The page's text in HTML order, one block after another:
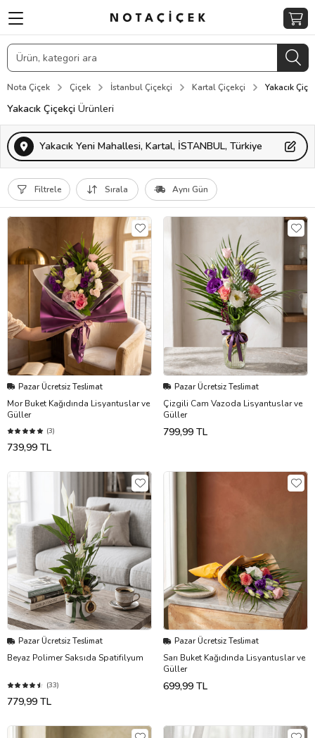
Nota Çiçek Çiçek İstanbul Çiçekçi Kartal Çiçekçi Yakacık
Yakacık Çiçekçi Ürünleri
Yakacık Yeni Mahallesi, Kartal, İSTANBUL, Türkiye
Filtrele Sırala Aynı Gün
Pazar Ücretsiz Teslimat
Mor Buket Kağıdında Lisyantuslar ve
Güller
(3)
739,99 TL
Pazar Ücretsiz Teslimat
Çizgili Cam Vazoda Lisyantuslar ve
Güller
799,99 TL
Pazar Ücretsiz Teslimat
Beyaz Polimer Saksıda Spatifilyum
(33)
779,99 TL
Pazar Ücretsiz Teslimat
Sarı Buket Kağıdında Lisyantuslar ve
Güller
699,99 TL